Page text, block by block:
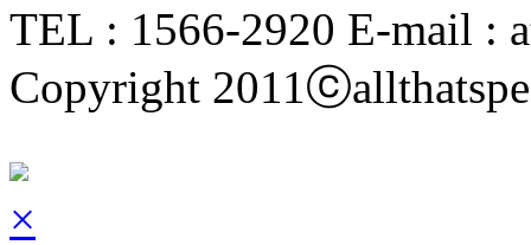
TEL : 1566-2920 E-mail :
Copyright
×